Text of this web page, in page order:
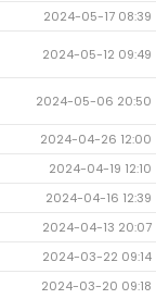
2024-05-17 08:39
2024-05-12 09:49
2024-05-06 20:50
2024-04-26 12:00
2024-04-19 12:10
2024-04-16 12:39
2024-04-13 20:07
2024-03-22 09:14
2024-03-20 09:18